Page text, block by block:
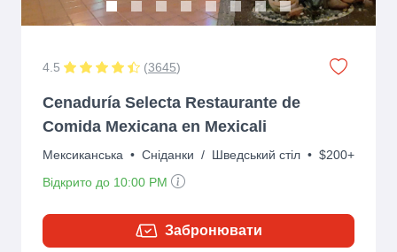
4.5 (3645)
Cenaduría Selecta Restaurante de
Comida Mexicana en Mexicali
Мексиканська • Сніданки / Шведський стіл • $200+
Відкрито до 10:00 PM
Забронювати